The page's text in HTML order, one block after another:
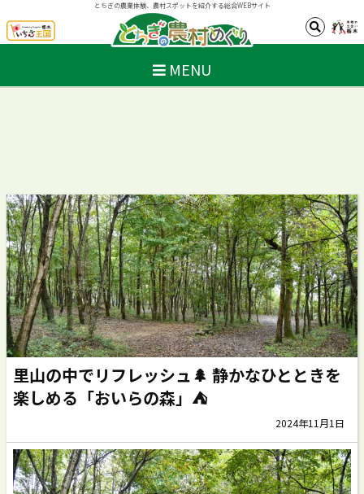
とちぎの農業体験、農村スポットを紹介する総合WEBサイト
MENU
里山の中でリフレッシュ🌲 静かなひとときを
楽しめる「おいらの森」⛺️
2024年11月1日